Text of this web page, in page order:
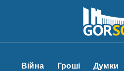
Війна Гроші Думки